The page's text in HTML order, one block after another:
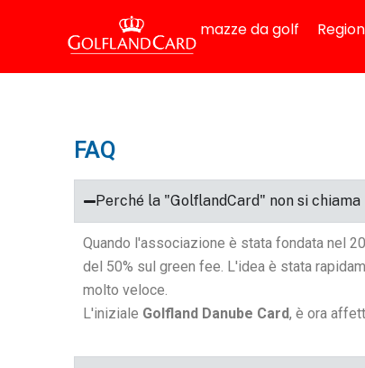
mazze da golf
FAQ
Perché la "GolflandCard" non si
Quando l'associazione è stata fondata nel
del 50% sul green fee. L'idea è stata
molto veloce.
L'iniziale Golfland Danube Card, è ora